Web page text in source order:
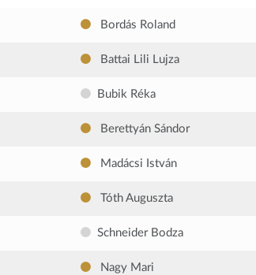
Bordás Roland
Battai Lili Lujza
Bubik Réka
Berettyán Sándor
Madácsi István
Tóth Auguszta
Schneider Bodza
Nagy Mari